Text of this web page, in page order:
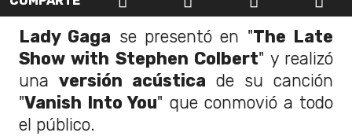
Lady Gaga se presentó en "The Late
Show with Stephen Colbert" y realizó
una versión acústica de su canción
"Vanish Into You" que conmovió a todo
el público.